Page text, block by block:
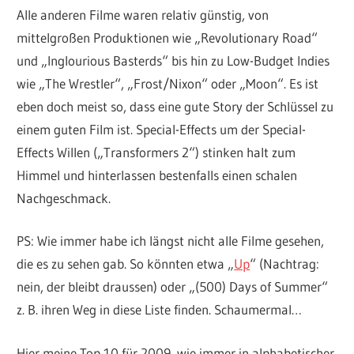
Alle anderen Filme waren relativ günstig, von
mittelgroßen Produktionen wie „Revolutionary Road“
und „Inglourious Basterds“ bis hin zu Low-Budget Indies
wie „The Wrestler“, „Frost/Nixon“ oder „Moon“. Es ist
eben doch meist so, dass eine gute Story der Schlüssel zu
einem guten Film ist. Special-Effects um der Special-
Effects Willen („Transformers 2“) stinken halt zum
Himmel und hinterlassen bestenfalls einen schalen
Nachgeschmack.
PS: Wie immer habe ich längst nicht alle Filme gesehen,
die es zu sehen gab. So könnten etwa „Up“ (Nachtrag:
nein, der bleibt draussen) oder „(500) Days of Summer“
z. B. ihren Weg in diese Liste finden. Schaumermal…